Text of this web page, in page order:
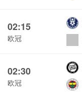
02:15
欧冠
02:30
欧冠